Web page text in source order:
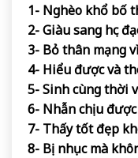
1- Nghèo khổ bố
2- Giàu sang học
3- Bỏ thân mạng
4- Hiểu được và
5- Sinh cùng thời
6- Nhẫn chịu
7- Thấy tốt đẹp
8- Bị nhục mà